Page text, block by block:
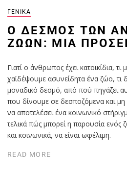
ΓΕΝΙΚΆ
Ο ΔΕΣΜΌΣ ΤΩΝ
ΖΏΩΝ: ΜΊΑ
Γιατί ο άνθρωπος έχει κατοικίδια,
χαϊδέψουμε ασυνείδητα ένα ζώο, τι
μοναδικό δεσμό, από πού πηγάζει
που δίνουμε σε δεσποζόμενα και μη
να αποτελέσει ένα κοινωνικό
τελικά πώς μπορεί η παρουσία ενός
και κοινωνικά, να είναι ωφέλιμη.
READ MORE